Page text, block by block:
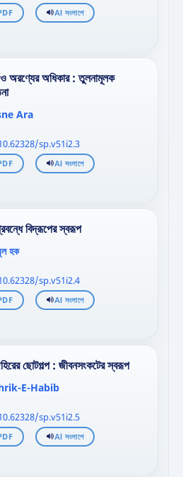
AI সংলাপে
ও অরণ্যের অধিকার : তুলনামূলক
Ara
sp.v51i2.3
AI সংলাপে
বিদ্রূপের স্বরূপ
হক
sp.v51i2.4
AI সংলাপে
ছোটগল্প : জীবনসংকটের স্বরূপ
E-Habib
sp.v51i2.5
AI সংলাপে